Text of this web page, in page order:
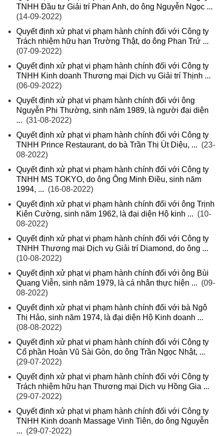
TNHH Đầu tư Giải trí Phan Anh, do ông Nguyễn Ngọc ...
(14-09-2022)
Quyết định xử phạt vi phạm hành chính đối với Công ty
Trách nhiệm hữu hạn Trường Thật, do ông Phan Trứ ...
(07-09-2022)
Quyết định xử phạt vi phạm hành chính đối với Công ty
TNHH Kinh doanh Thương mại Dịch vụ Giải trí Thịnh ...
(06-09-2022)
Quyết định xử phạt vi phạm hành chính đối với ông
Nguyễn Phi Thường, sinh năm 1989, là người đại diện
... (31-08-2022)
Quyết định xử phạt vi phạm hành chính đối với Công ty
TNHH Prince Restaurant, do bà Trần Thị Út Diệu, ... (23-
08-2022)
Quyết định xử phạt vi phạm hành chính đối với Công ty
TNHH MS TOKYO, do ông Ông Minh Điều, sinh năm
1994, ... (16-08-2022)
Quyết định xử phạt vi phạm hành chính đối với ông Trịnh
Kiên Cường, sinh năm 1962, là đại diện Hộ kinh ... (10-
08-2022)
Quyết định xử phạt vi phạm hành chính đối với Công ty
TNHH Thương mại Dịch vụ Giải trí Diamond, do ông ...
(10-08-2022)
Quyết định xử phạt vi phạm hành chính đối với ông Bùi
Quang Viễn, sinh năm 1979, là cá nhân thực hiện ... (09-
08-2022)
Quyết định xử phạt vi phạm hành chính đối với bà Ngô
Thị Hảo, sinh năm 1974, là đại diện Hộ Kinh doanh ...
(08-08-2022)
Quyết định xử phạt vi phạm hành chính đối với Công ty
Cổ phần Hoàn Vũ Sài Gòn, do ông Trần Ngọc Nhật, ...
(29-07-2022)
Quyết định xử phạt vi phạm hành chính đối với Công ty
Trách nhiệm hữu hạn Thương mại Dịch vụ Hồng Gia ...
(29-07-2022)
Quyết định xử phạt vi phạm hành chính đối với Công ty
TNHH Kinh doanh Massage Vinh Tiên, do ông Nguyễn
... (29-07-2022)